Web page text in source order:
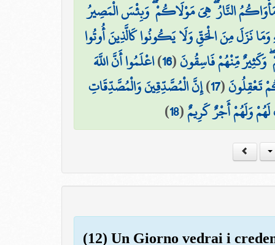
النَّارُ ۖ هِيَ مَوْلَاكُمْ ۖ وَبِئْسَ الْمَصِيرُ
نَزَلَ مِنَ الْحَقِّ وَلَا يَكُونُوا كَالَّذِينَ أُوتُوا
مِّنْهُمْ فَاسِقُونَ(
16
)اعْلَمُوا أَنَّ اللَّهَ
تَعْقِلُونَ(
17
)إِنَّ الْمُصَّدِّقِينَ وَالْمُصَّدِّقَاتِ
وَلَهُمْ أَجْرٌ كَرِيمٌ(
18
)
(12) Un Giorno vedrai i